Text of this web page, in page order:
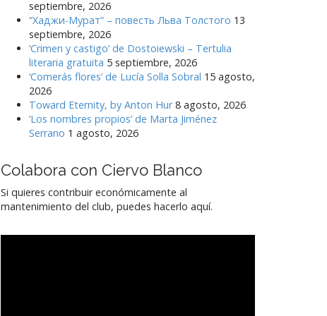
septiembre, 2026
“Хаджи-Мурат” – повесть Льва Толстого 13
septiembre, 2026
‘Crimen y castigo’ de Dostoiewski – Tertulia
literaria gratuita 5 septiembre, 2026
‘Comerás flores’ de Lucía Solla Sobral 15 agosto,
2026
Toward Eternity, by Anton Hur 8 agosto, 2026
‘Los nombres propios’ de Marta Jiménez
Serrano 1 agosto, 2026
Colabora con Ciervo Blanco
Si quieres contribuir económicamente al
mantenimiento del club, puedes hacerlo aquí.